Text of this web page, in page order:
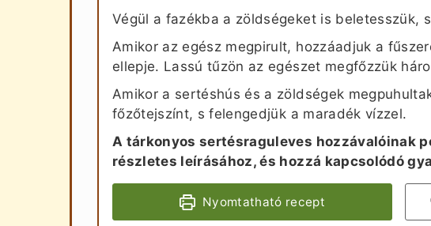
Végül a fazékba a zöldségeket is beletesszük,
Amikor az egész megpirult, hozzáadjuk a
ellepje. Lassú tűzön az egészet megfőzzük
Amikor a sertéshús és a zöldségek
főzőtejszínt, s felengedjük a maradék vízzel.
A tárkonyos sertésraguleves hozzávalóinak
részletes leírásához, és hozzá kapcsolódó
Nyomtatható recept